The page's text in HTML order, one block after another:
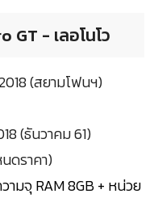
GT - เลอโนโว
(สยามโฟนฯ)
(ธันวาคม 61)
ดราคา)
ามจุ RAM 8GB + หน่วย